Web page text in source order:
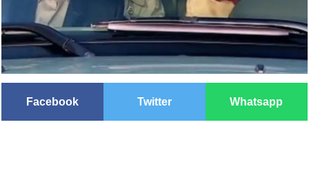
Facebook Twitter Whatsapp